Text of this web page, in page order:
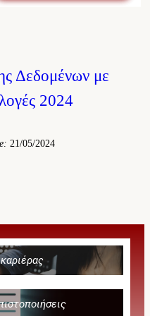
Δεδομένων με
2024
21/05/2024